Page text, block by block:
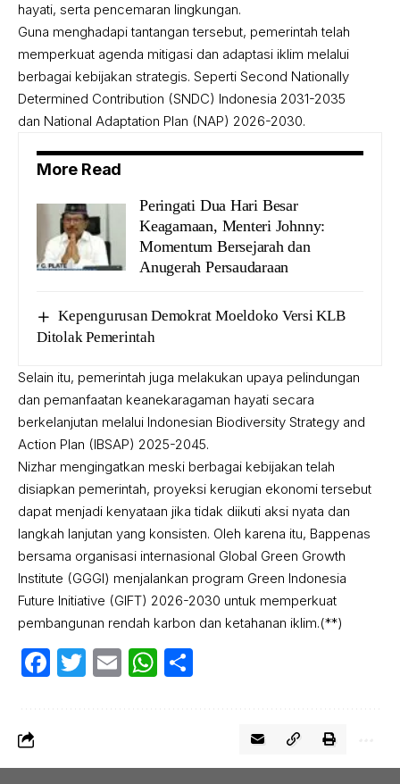
hayati, serta pencemaran lingkungan.
Guna menghadapi tantangan tersebut, pemerintah telah
memperkuat agenda mitigasi dan adaptasi iklim melalui
berbagai kebijakan strategis. Seperti Second Nationally
Determined Contribution (SNDC) Indonesia 2031-2035
dan National Adaptation Plan (NAP) 2026-2030.
More Read
Peringati Dua Hari Besar
Keagamaan, Menteri Johnny:
Momentum Bersejarah dan
Anugerah Persaudaraan
Kepengurusan Demokrat Moeldoko Versi KLB
Ditolak Pemerintah
Selain itu, pemerintah juga melakukan upaya pelindungan
dan pemanfaatan keanekaragaman hayati secara
berkelanjutan melalui Indonesian Biodiversity Strategy and
Action Plan (IBSAP) 2025-2045.
Nizhar mengingatkan meski berbagai kebijakan telah
disiapkan pemerintah, proyeksi kerugian ekonomi tersebut
dapat menjadi kenyataan jika tidak diikuti aksi nyata dan
langkah lanjutan yang konsisten. Oleh karena itu, Bappenas
bersama organisasi internasional Global Green Growth
Institute (GGGI) menjalankan program Green Indonesia
Future Initiative (GIFT) 2026-2030 untuk memperkuat
pembangunan rendah karbon dan ketahanan iklim.(**)
Facebook
Twitter
EmailWhatsApp